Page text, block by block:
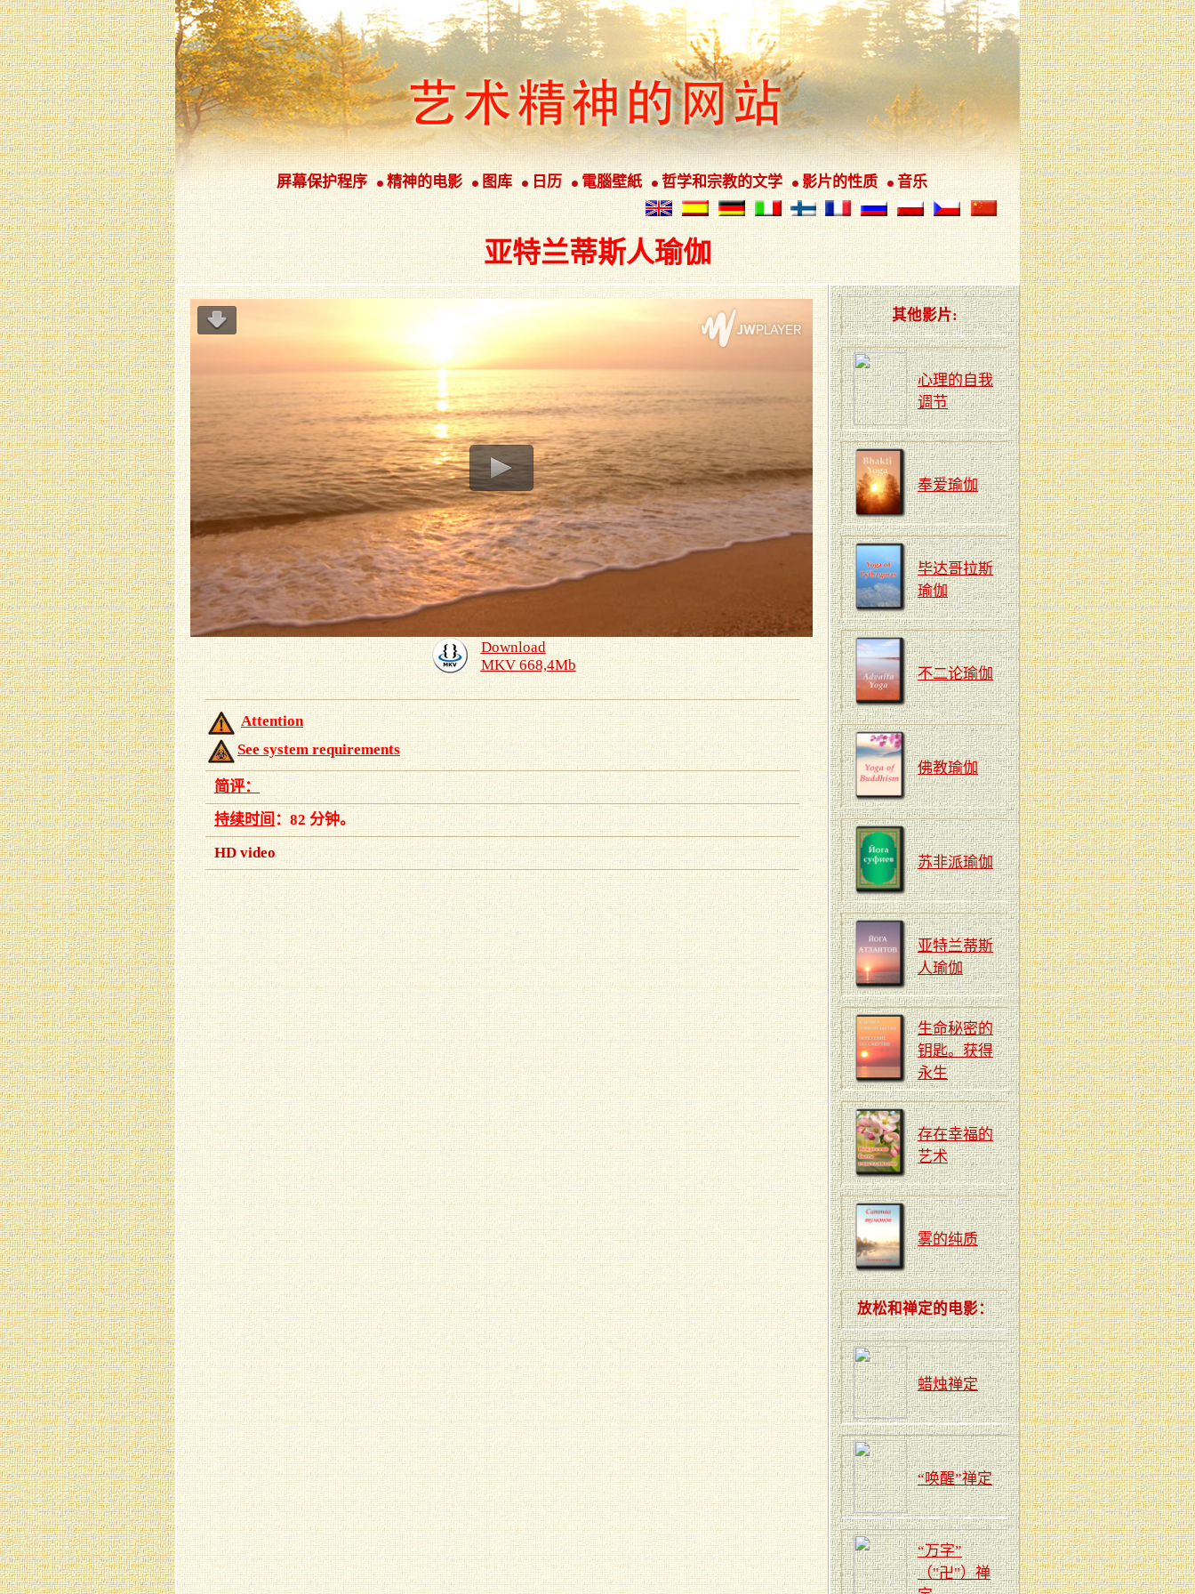
屏幕保护程序 精神的电影 图库 日历 電腦壁紙 哲学和宗教的文学 影片的性质 音乐
亚特兰蒂斯人瑜伽
Download
MKV 668,4Mb
Attention
See system requirements
简评：
持续时间：82 分钟。
HD video
其他影片:
心理的自我
调节
奉爱瑜伽
毕达哥拉斯
瑜伽
不二论瑜伽
佛教瑜伽
苏非派瑜伽
亚特兰蒂斯
人瑜伽
生命秘密的
钥匙。获得
永生
存在幸福的
艺术
雾的纯质
放松和禅定的电影：
蜡烛禅定
“唤醒”禅定
“万字”
（"卍"）禅